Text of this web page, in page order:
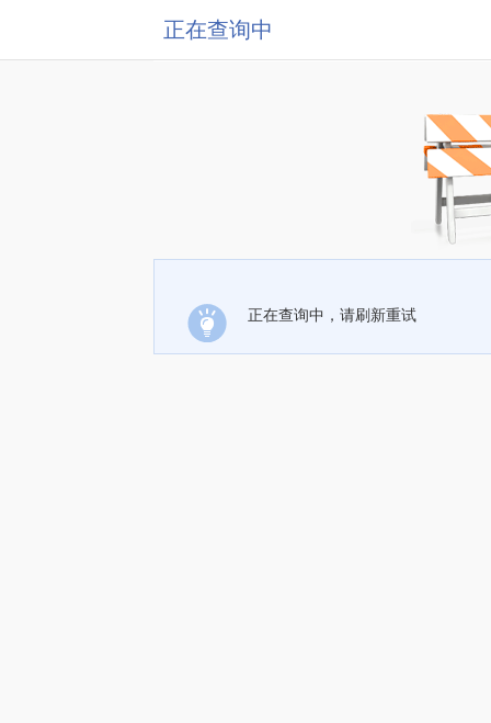
正在查询中
正在查询中，请刷新重试